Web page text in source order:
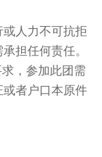
由活动
（车程2小
山】（含观光
表，环海又环
在苏峰山上！
以看得见蜿蜒
，则浮光耀
人力不可抗拒
担任何责任。
，参加此团需
者户口本原件